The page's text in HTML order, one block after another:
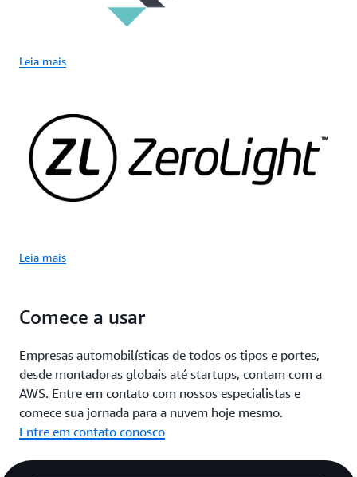
Leia mais
Leia mais
Comece a usar
Empresas automobilísticas de todos os tipos e portes,
desde montadoras globais até startups, contam com a
AWS. Entre em contato com nossos especialistas e
comece sua jornada para a nuvem hoje mesmo.
Entre em contato conosco